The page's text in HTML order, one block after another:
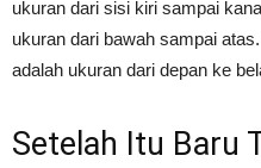
ukuran dari sisi kiri sampai
ukuran dari bawah sampai
adalah ukuran dari depan ke
Setelah Itu Baru